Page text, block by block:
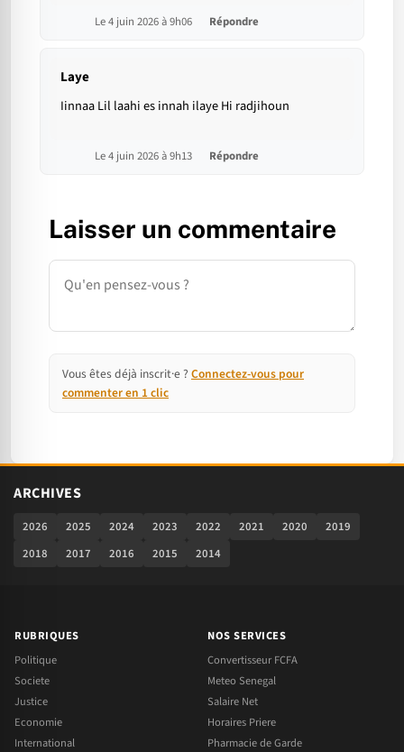
Le 4 juin 2026 à 9h06 Répondre
Laye
Iinnaa Lil laahi es innah ilaye Hi radjihoun
Le 4 juin 2026 à 9h13 Répondre
Laisser un commentaire
Commentaire
Vous êtes déjà inscrit·e ? Connectez-vous pour
commenter en 1 clic
ARCHIVES
2026 2025 2024 2023 2022 2021 2020
2019
2018
2017 2016 2015 2014
RUBRIQUES
Politique
Societe
Justice
Economie
International
NOS SERVICES
Convertisseur FCFA
Meteo Senegal
Salaire Net
Horaires Priere
Pharmacie de Garde